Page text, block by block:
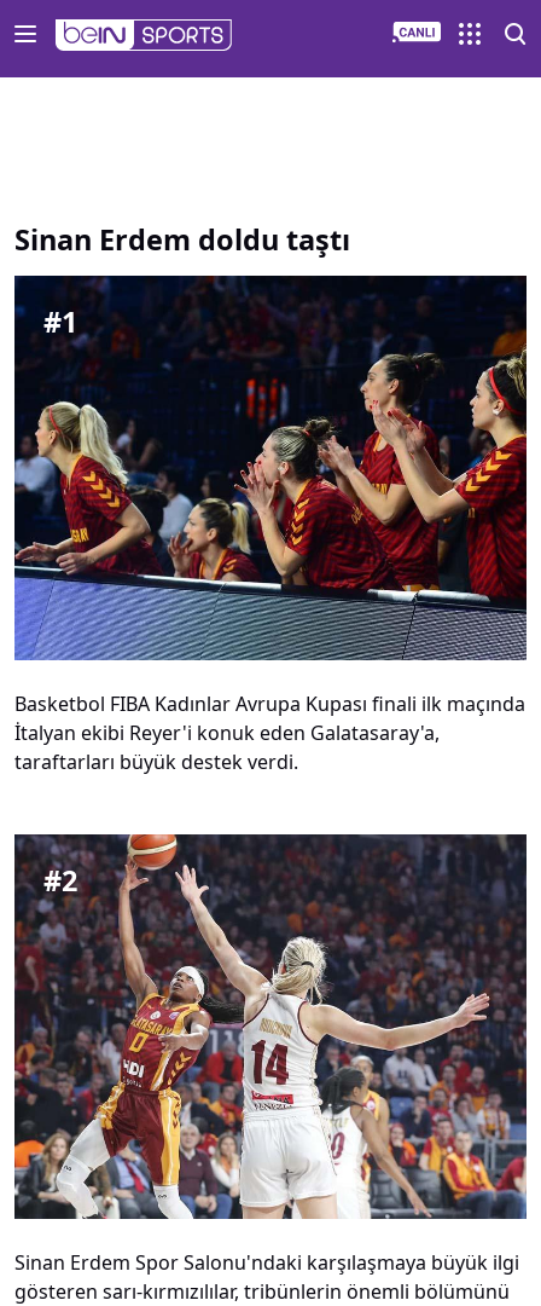
Sinan Erdem doldu taştı
#1
Basketbol FIBA Kadınlar Avrupa Kupası finali ilk maçında
İtalyan ekibi Reyer'i konuk eden Galatasaray'a,
taraftarları büyük destek verdi.
#2
Sinan Erdem Spor Salonu'ndaki karşılaşmaya büyük ilgi
gösteren sarı-kırmızılılar, tribünlerin önemli bölümünü
Sinan Erdem doldu taştı | beIN SPORTS Türkiye -